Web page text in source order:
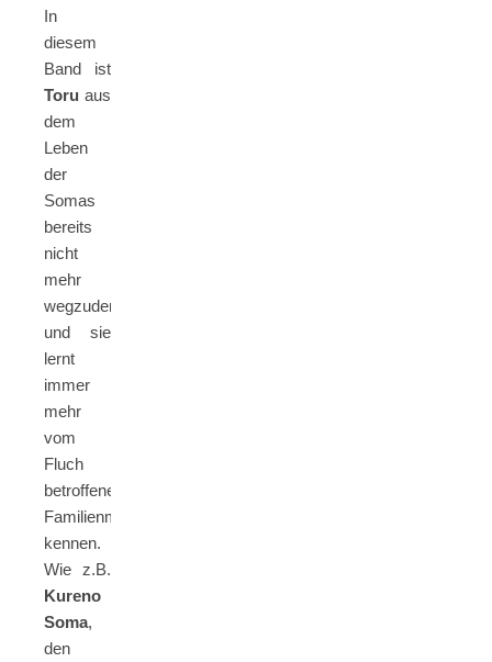
In
diesem
Band ist
Toru aus
dem
Leben
der
Somas
bereits
nicht
mehr
wegzudenken
und sie
lernt
immer
mehr
vom
Fluch
betroffene
Familienmitglieder
kennen.
Wie z.B.
Kureno
Soma,
den